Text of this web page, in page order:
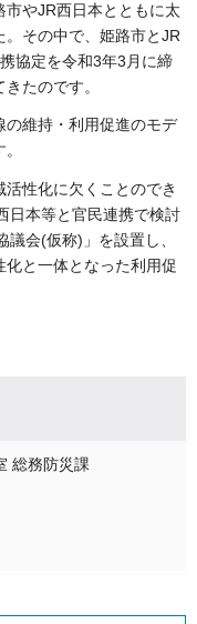
やJR西日本とともに太
その中で、姫路市とJR
協定を令和3年3月に締
たのです。
の維持・利用促進のモデ
性化に欠くことのでき
日本等と官民連携で検討
会(仮称)」を設置し、
と一体となった利用促
総務防災課